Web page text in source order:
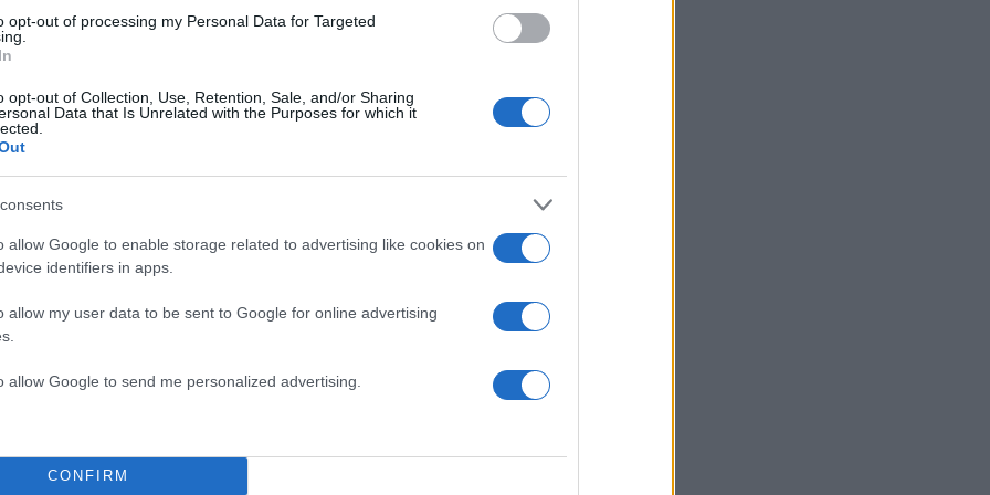
opt-out of processing my Personal Data for Targeted
opt-out of Collection, Use, Retention, Sale, and/or Sharing
Data that Is Unrelated with the Purposes for which it
allow Google to enable storage related to advertising like cookies on
identifiers in apps.
allow my user data to be sent to Google for online advertising
allow Google to send me personalized advertising.
CONFIRM
δυνάμεων. Όσον αφορά τις διεθνείς εξελίξεις,
επίπεδο.